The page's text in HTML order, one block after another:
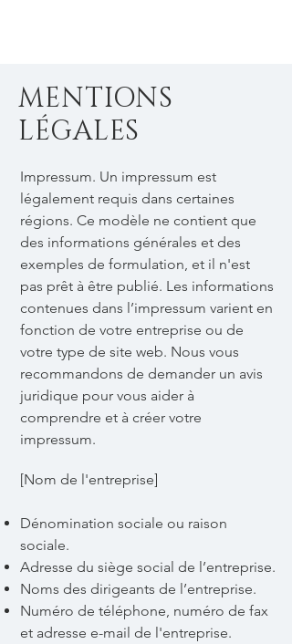
MENTIONS
LÉGALES
Impressum. Un impressum est
légalement requis dans certaines
régions. Ce modèle ne contient que
des informations générales et des
exemples de formulation, et il n'est
pas prêt à être publié. Les informations
contenues dans l’impressum varient en
fonction de votre entreprise ou de
votre type de site web. Nous vous
recommandons de demander un avis
juridique pour vous aider à
comprendre et à créer votre
impressum.
[Nom de l'entreprise]
Dénomination sociale ou raison
sociale.
Adresse du siège social de l’entreprise.
Noms des dirigeants de l’entreprise.
Numéro de téléphone, numéro de fax
et adresse e-mail de l'entreprise.